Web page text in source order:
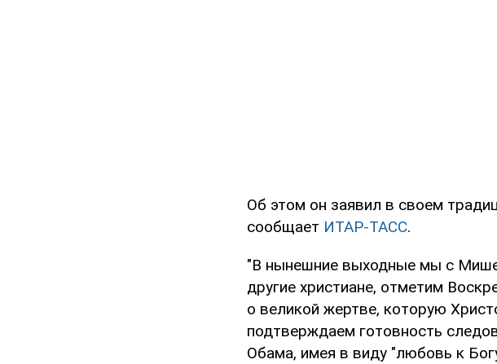
Об этом он заявил в своем
сообщает ИТАР-ТАСС.
"В нынешние выходные мы с
другие христиане, отметим
о великой жертве, которую
подтверждаем готовность
Обама, имея в виду "любовь к